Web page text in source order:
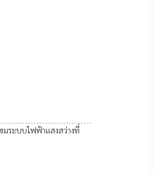
ระบบไฟฟ้าแสงสว่างที่